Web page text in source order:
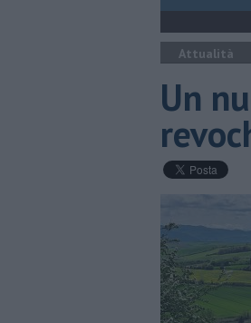
Attualità
Un